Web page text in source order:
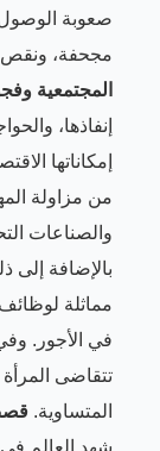
صعوبة الوصول
مجحفة، ونقص
المجتمعية
إنفاذها،
من مزاولة
والصناعات
بالإضافة إلى
مماثلة
تتقاضى
المتساوية.
شهد العالم في